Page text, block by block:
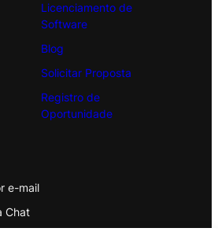
Licenciamento de
Software
Blog
Solicitar Proposta
Registro de
Oportunidade
e-mail
Chat